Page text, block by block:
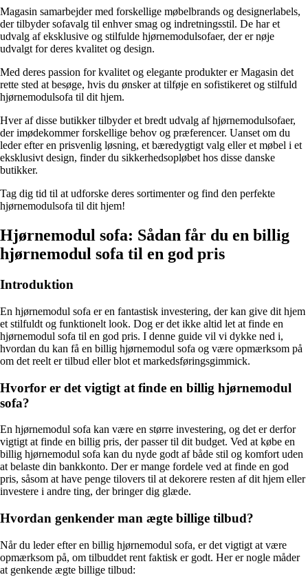
Magasin samarbejder med forskellige møbelbrands og designerlabels,
der tilbyder sofavalg til enhver smag og indretningsstil. De har et
udvalg af eksklusive og stilfulde hjørnemodulsofaer, der er nøje
udvalgt for deres kvalitet og design.
Med deres passion for kvalitet og elegante produkter er Magasin det
rette sted at besøge, hvis du ønsker at tilføje en sofistikeret og stilfuld
hjørnemodulsofa til dit hjem.
Hver af disse butikker tilbyder et bredt udvalg af hjørnemodulsofaer,
der imødekommer forskellige behov og præferencer. Uanset om du
leder efter en prisvenlig løsning, et bæredygtigt valg eller et møbel i et
eksklusivt design, finder du sikkerhedsopløbet hos disse danske
butikker.
Tag dig tid til at udforske deres sortimenter og find den perfekte
hjørnemodulsofa til dit hjem!
Hjørnemodul sofa: Sådan får du en billig
hjørnemodul sofa til en god pris
Introduktion
En hjørnemodul sofa er en fantastisk investering, der kan give dit hjem
et stilfuldt og funktionelt look. Dog er det ikke altid let at finde en
hjørnemodul sofa til en god pris. I denne guide vil vi dykke ned i,
hvordan du kan få en billig hjørnemodul sofa og være opmærksom på
om det reelt er tilbud eller blot et markedsføringsgimmick.
Hvorfor er det vigtigt at finde en billig hjørnemodul
sofa?
En hjørnemodul sofa kan være en større investering, og det er derfor
vigtigt at finde en billig pris, der passer til dit budget. Ved at købe en
billig hjørnemodul sofa kan du nyde godt af både stil og komfort uden
at belaste din bankkonto. Der er mange fordele ved at finde en god
pris, såsom at have penge tilovers til at dekorere resten af dit hjem eller
investere i andre ting, der bringer dig glæde.
Hvordan genkender man ægte billige tilbud?
Når du leder efter en billig hjørnemodul sofa, er det vigtigt at være
opmærksom på, om tilbuddet rent faktisk er godt. Her er nogle måder
at genkende ægte billige tilbud: